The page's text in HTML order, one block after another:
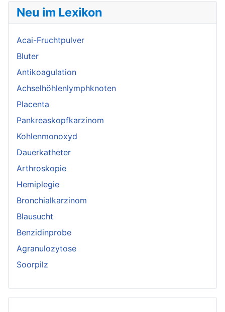
Neu im Lexikon
Acai-Fruchtpulver
Bluter
Antikoagulation
Achselhöhlenlymphknoten
Placenta
Pankreaskopfkarzinom
Kohlenmonoxyd
Dauerkatheter
Arthroskopie
Hemiplegie
Bronchialkarzinom
Blausucht
Benzidinprobe
Agranulozytose
Soorpilz